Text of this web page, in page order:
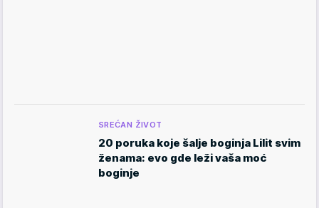
SREĆAN ŽIVOT
20 poruka koje šalje boginja Lilit svim
ženama: evo gde leži vaša moć
boginje